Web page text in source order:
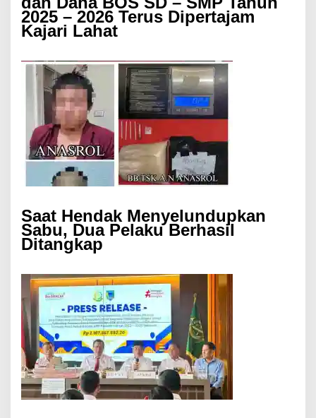
2025 – 2026 Terus Dipertajam
Kajari Lahat
Saat Hendak Menyelundupkan
Sabu, Dua Pelaku Berhasil
Ditangkap